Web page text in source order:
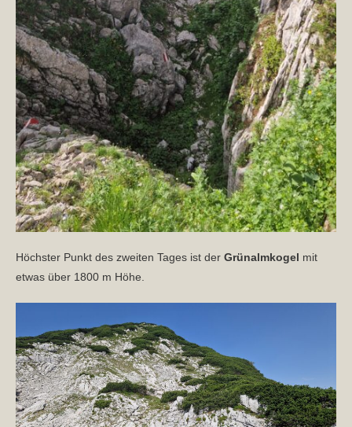
Höchster Punkt des zweiten Tages ist der Grünalmkogel mit
etwas über 1800 m Höhe.